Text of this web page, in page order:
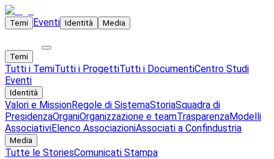
Temi Eventi Identità Media
Temi
Tutti i TemiTutti i ProgettiTutti i DocumentiCentro Studi
Eventi
Identità
Valori e MissionRegole di SistemaStoriaSquadra di
PresidenzaOrganiOrganizzazione e teamTrasparenzaModelli
AssociativiElenco AssociazioniAssociati a Confindustria
Media
Tutte le StoriesComunicati Stampa